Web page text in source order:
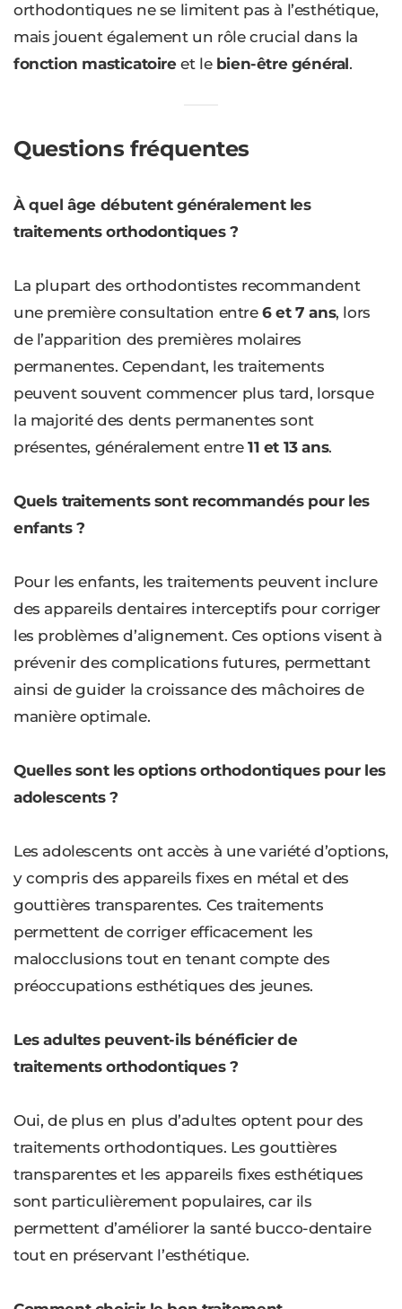
orthodontiques ne se limitent pas à l’esthétique,
mais jouent également un rôle crucial dans la
fonction masticatoireet le bien-être général.
Questions fréquentes
À quel âge débutent généralement les
traitements orthodontiques ?
La plupart des orthodontistes recommandent
une première consultation entre6 et 7 ans, lors
de l’apparition des premières molaires
permanentes. Cependant, les traitements
peuvent souvent commencer plus tard, lorsque
la majorité des dents permanentes sont
présentes, généralement entre11 et 13 ans.
Quels traitements sont recommandés pour les
enfants ?
Pour les enfants, les traitements peuvent inclure
des appareils dentaires interceptifs pour corriger
les problèmes d’alignement. Ces options visent à
prévenir des complications futures, permettant
ainsi de guider la croissance des mâchoires de
manière optimale.
Quelles sont les options orthodontiques pour les
adolescents ?
Les adolescents ont accès à une variété d’options,
y compris des appareils fixes en métal et des
gouttières transparentes. Ces traitements
permettent de corriger efficacement les
malocclusions tout en tenant compte des
préoccupations esthétiques des jeunes.
Les adultes peuvent-ils bénéficier de
traitements orthodontiques ?
Oui, de plus en plus d’adultes optent pour des
traitements orthodontiques. Les gouttières
transparentes et les appareils fixes esthétiques
sont particulièrement populaires, car ils
permettent d’améliorer la santé bucco-dentaire
tout en préservant l’esthétique.